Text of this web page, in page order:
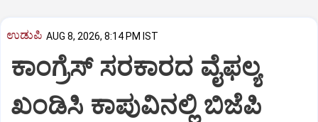
ಉಡುಪಿ AUG 8, 2026, 8:14 PM IST
ಕಾಂಗ್ರೆಸ್ ಸರಕಾರದ ವೈಫಲ್ಯ
ಖಂಡಿಸಿ ಕಾಪುವಿನಲ್ಲಿ ಬಿಜೆಪಿ